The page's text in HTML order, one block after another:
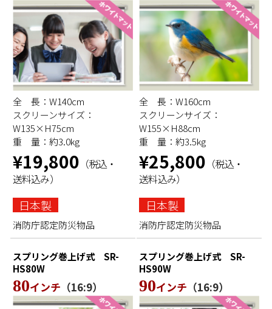
全 長：W140cm
スクリーンサイズ：
W135×H75cm
重 量：約3.0kg
¥19,800 （税込・
送料込み）
日本製
消防庁認定防災物品
全 長：W160cm
スクリーンサイズ：
W155×H88cm
重 量：約3.5kg
¥25,800 （税込・
送料込み）
日本製
消防庁認定防災物品
スプリング巻上げ式 SR-
HS80W
80インチ （16:9）
スプリング巻上げ式SR-
HS90W
90インチ （16:9）